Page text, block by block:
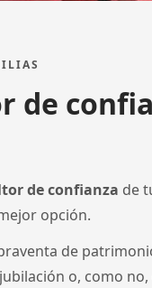
de
de confianza de
opción.
de
o, como